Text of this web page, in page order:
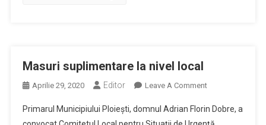
Masuri suplimentare la nivel local
Aprilie 29, 2020 Editor Leave A CommentOn
Suplimentare
Primarul Municipiului Ploiești, domnul Adrian Florin Dobre, a